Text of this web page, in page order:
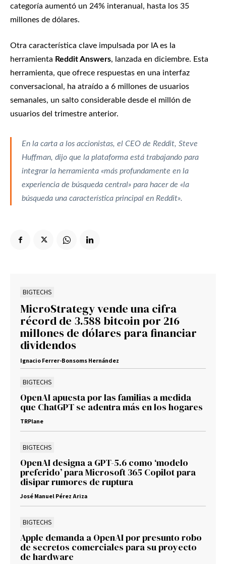
categoría aumentó un 24% interanual, hasta los 35
millones de dólares.
Otra característica clave impulsada por IA es la
herramienta Reddit Answers, lanzada en diciembre. Esta
herramienta, que ofrece respuestas en una interfaz
conversacional, ha atraído a 6 millones de usuarios
semanales, un salto considerable desde el millón de
usuarios del trimestre anterior.
En la carta a los accionistas, el CEO de Reddit, Steve
Huffman, dijo que la plataforma está trabajando para
integrar la herramienta «más profundamente en la
experiencia de búsqueda central» para hacer de «la
búsqueda una característica principal en Reddit».
BIGTECHS
MicroStrategy vende una cifra
récord de 3.588 bitcoin por 216
millones de dólares para financiar
dividendos
Ignacio Ferrer-Bonsoms Hernández
BIGTECHS
OpenAI apuesta por las familias a medida
que ChatGPT se adentra más en los hogares
TRPlane
BIGTECHS
OpenAI designa a GPT-5.6 como ‘modelo
preferido’ para Microsoft 365 Copilot para
disipar rumores de ruptura
José Manuel Pérez Ariza
BIGTECHS
Apple demanda a OpenAI por presunto robo
de secretos comerciales para su proyecto
de hardware